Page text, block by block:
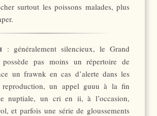
surtout les poissons malades, plus
: généralement silencieux, le Grand
possède pas moins un répertoire de
un frawnk en cas d’alerte dans les
reproduction, un appel guuu à la fin
nuptiale, un cri en ii, à l’occasion,
et parfois une série de gloussements